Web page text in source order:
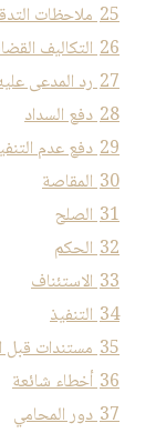
25 ملاحظات
26 التكاليف
27 رد المدعى
28 دفع السداد
29 دفع عدم
30 المقاصة
31 الصلح
32 الحكم
33 الاستئناف
34 التنفيذ
35 مستندات قبل
36 أخطاء شائعة
37 دور المحامي